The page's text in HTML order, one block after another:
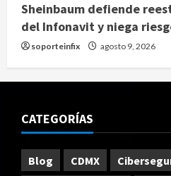
Sheinbaum defiende
del Infonavit y niega
soporteinfix agosto 9, 2026
CATEGORÍAS
Blog CDMX